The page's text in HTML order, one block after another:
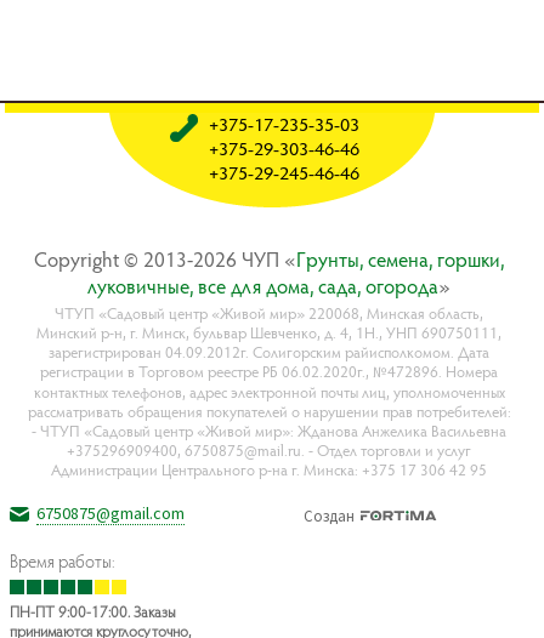
Copyright © 2013-2026 ЧУП «Гpyнты, ceмeнa, гopшки,
лyкoвичныe, вce для дoмa, caдa, oгopoдa»
ЧТУП «Садовый центр «Живой мир» 220068, Минская область,
Минский р-н, г. Минск, бульвар Шевченко, д. 4, 1Н., УНП 690750111,
зарегистрирован 04.09.2012г. Солигорским райисполкомом. Дата
регистрации в Торговом реестре РБ 06.02.2020г., №472896. Номера
контактных телефонов, адрес электронной почты лиц, уполномоченных
рассматривать обращения покупателей о нарушении прав потребителей:
- ЧТУП «Садовый центр «Живой мир»: Жданова Анжелика Васильевна
+375296909400, 6750875@mail.ru. - Отдел торговли и услуг
Администрации Центрального р-на г. Минска: +375 17 306 42 95
+375-17-235-35-03
+375-29-303-46-46
+375-29-245-46-46
6750875@gmail.com
Время работы:
ПН-ПТ 9:00-17:00. Заказы
принимаются круглосуточно,
Создан